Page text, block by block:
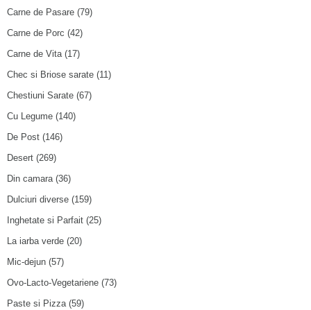
Carne de Pasare (79)
Carne de Porc (42)
Carne de Vita(17)
Chec si Briose sarate (11)
Chestiuni Sarate (67)
Cu Legume (140)
De Post (146)
Desert (269)
Din camara(36)
Dulciuri diverse (159)
Inghetate si Parfait (25)
La iarba verde (20)
Mic-dejun (57)
Ovo-Lacto-Vegetariene (73)
Paste si Pizza(59)